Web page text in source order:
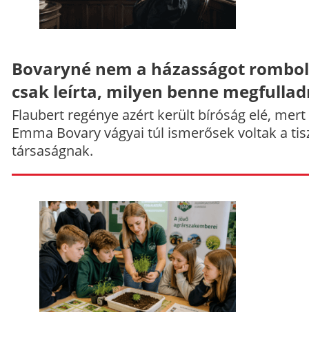
Bovaryné nem a házasságot
csak leírta, milyen benne
Flaubert regénye azért került bíróság elé, mert
Emma Bovary vágyai túl ismerősek voltak a
társaságnak.